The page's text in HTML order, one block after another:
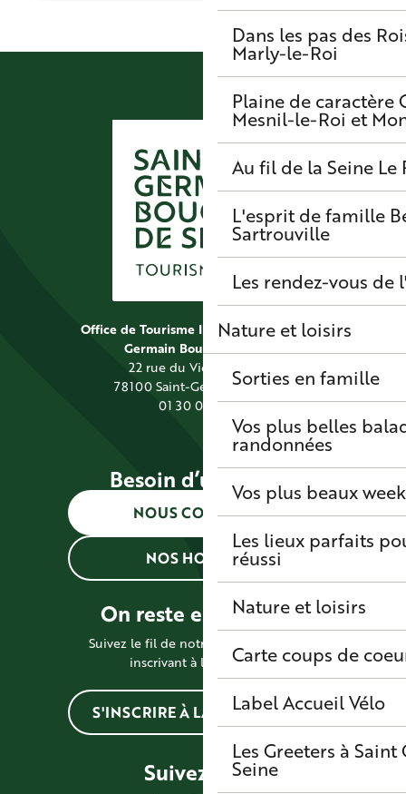
Dans les pas des
Marly-le-Roi
Plaine de caractère
Mesnil-le-Roi et
Au fil de la Seine Le
L'esprit de famille
Sartrouville
Les rendez-vous de
Nature et loisirs
Sorties en famille
Vos plus belles
randonnées
Vos plus beaux
Les lieux parfaits
réussi
Nature et loisirs
Carte coups de
Label Accueil Vélo
Les Greeters à
Seine
Office de Tourisme Intercommunal Saint
Germain Boucles de Seine
22 rue du Vieil Abreuvoir
78100 Saint-Germain-en-Laye
01 30 09 39 89
Besoin d’une info ?
NOUS CONTACTER
NOS HORAIRES
On reste en contact !
Suivez le fil de notre actualité en vous
inscrivant à la newsletter
S'INSCRIRE À LA NEWSLETTER
Suivez-nous